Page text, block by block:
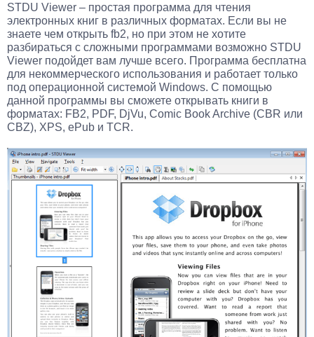
STDU Viewer – простая программа для чтения
электронных книг в различных форматах. Если вы не
знаете чем открыть fb2, но при этом не хотите
разбираться с сложными программами возможно STDU
Viewer подойдет вам лучше всего. Программа бесплатна
для некоммерческого использования и работает только
под операционной системой Windows. С помощью
данной программы вы сможете открывать книги в
форматах: FB2, PDF, DjVu, Comic Book Archive (CBR или
CBZ), XPS, ePub и TCR.